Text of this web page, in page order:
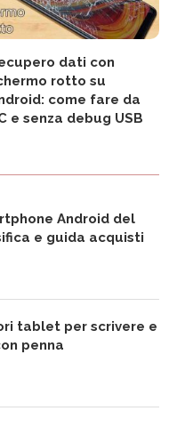
dati con
rotto su
come fare da
e senza debug USB
Android del
e guida acquisti
tablet per scrivere e
penna